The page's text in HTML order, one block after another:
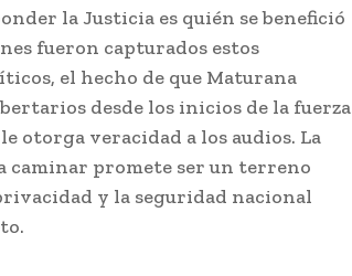
la Justicia es quién se benefició
fueron capturados estos
el hecho de que Maturana
desde los inicios de la fuerza
otorga veracidad a los audios. La
caminar promete ser un terreno
y la seguridad nacional